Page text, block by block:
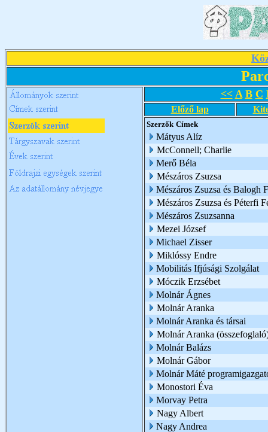
<< A B C
Előző lap
Szerzők Címek
Mátyus Alíz
McConnell; Charlie
Merő Béla
Mészáros Zsuzsa
Mészáros Zsuzsa és Balogh
Mészáros Zsuzsa és Péterfi
Mészáros Zsuzsanna
Mezei József
Michael Zisser
Miklóssy Endre
Mobilitás Ifjúsági Szolgálat
Móczik Erzsébet
Molnár Ágnes
Molnár Aranka
Molnár Aranka és társai
Molnár Aranka
Molnár Balázs
Molnár Gábor
Molnár Máté
Monostori Éva
Morvay Petra
Nagy Albert
Nagy Andrea